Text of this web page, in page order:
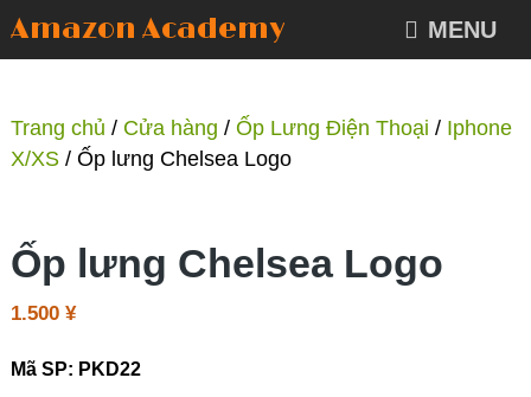
Amazon Academy MENU
Trang chủ / Cửa hàng / Ốp Lưng Điện Thoại / Iphone
X/XS/ Ốp lưng Chelsea Logo
Ốp lưng Chelsea Logo
1.500 ¥
Mã SP: PKD22